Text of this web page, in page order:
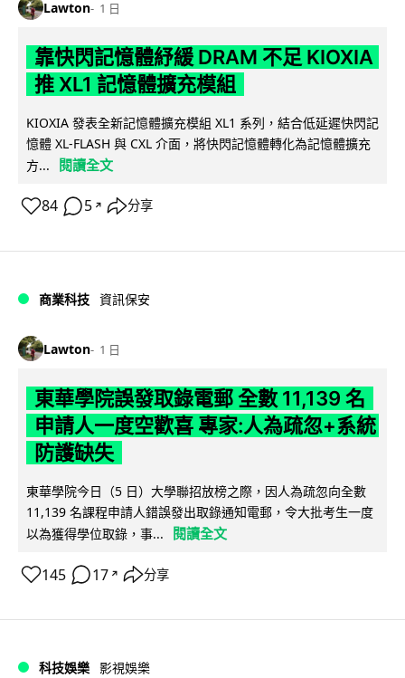
Lawton 1 日
靠快閃記憶體紓緩 DRAM 不足 KIOXIA
推 XL1 記憶體擴充模組
KIOXIA 發表全新記憶體擴充模組 XL1 系列，結合低延遲快閃記
憶體 XL-FLASH 與 CXL 介面，將快閃記憶體轉化為記憶體擴充
方...
閱讀全文
84 5 ↗ 分享
商業科技 資訊保安
Lawton 1 日
東華學院誤發取錄電郵 全數 11,139 名
申請人一度空歡喜 專家:人為疏忽+系統
防護缺失
東華學院今日（5 日）大學聯招放榜之際，因人為疏忽向全數
11,139 名課程申請人錯誤發出取錄通知電郵，令大批考生一度
以為獲得學位取錄，事...
閱讀全文
145 17 ↗ 分享
科技娛樂 影視娛樂